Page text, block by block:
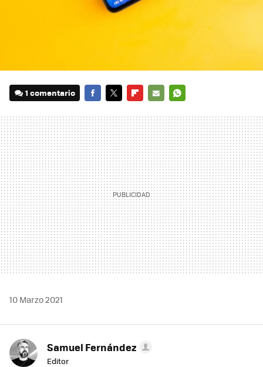
1 comentario
MAIL
10 Marzo 2021
Samuel Fernández
Editor